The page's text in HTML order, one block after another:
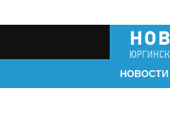
НОВОСТИ